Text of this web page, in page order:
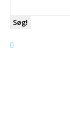
Søg!